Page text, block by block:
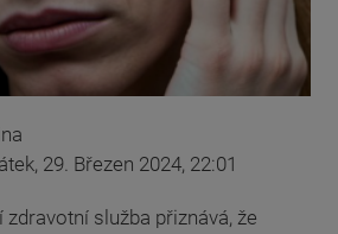
29. Březen 2024, 22:01
služba přiznává, že